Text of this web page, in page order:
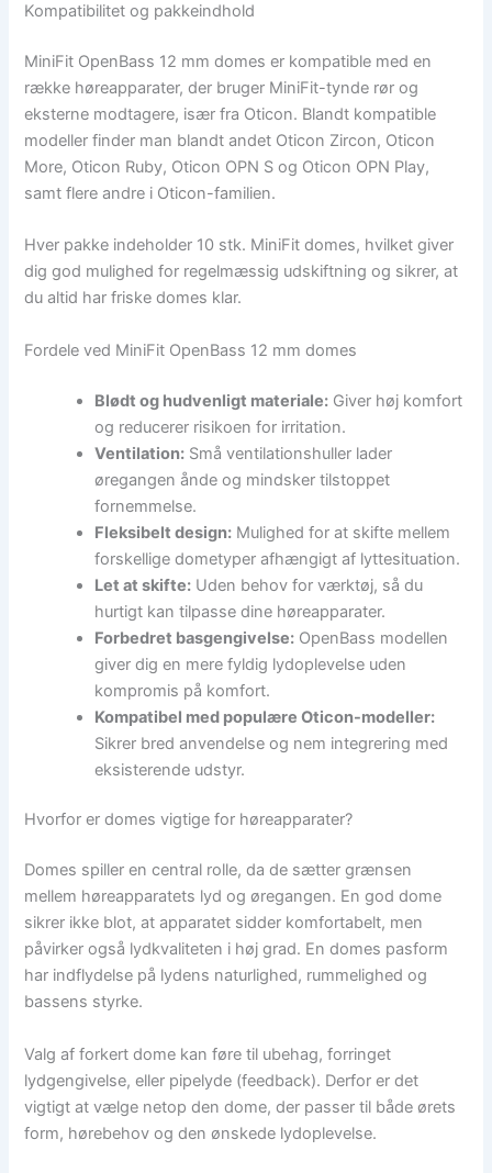
Kompatibilitet og pakkeindhold
MiniFit OpenBass 12 mm domes er kompatible med en
række høreapparater, der bruger MiniFit-tynde rør og
eksterne modtagere, især fra Oticon. Blandt kompatible
modeller finder man blandt andet Oticon Zircon, Oticon
More, Oticon Ruby, Oticon OPN S og Oticon OPN Play,
samt flere andre i Oticon-familien.
Hver pakke indeholder 10 stk. MiniFit domes, hvilket giver
dig god mulighed for regelmæssig udskiftning og sikrer, at
du altid har friske domes klar.
Fordele ved MiniFit OpenBass 12 mm domes
Blødt og hudvenligt materiale: Giver høj komfort
og reducerer risikoen for irritation.
Ventilation: Små ventilationshuller lader
øregangen ånde og mindsker tilstoppet
fornemmelse.
Fleksibelt design: Mulighed for at skifte mellem
forskellige dometyper afhængigt af lyttesituation.
Let at skifte: Uden behov for værktøj, så du
hurtigt kan tilpasse dine høreapparater.
Forbedret basgengivelse: OpenBass modellen
giver dig en mere fyldig lydoplevelse uden
kompromis på komfort.
Kompatibel med populære Oticon-modeller:
Sikrer bred anvendelse og nem integrering med
eksisterende udstyr.
Hvorfor er domes vigtige for høreapparater?
Domes spiller en central rolle, da de sætter grænsen
mellem høreapparatets lyd og øregangen. En god dome
sikrer ikke blot, at apparatet sidder komfortabelt, men
påvirker også lydkvaliteten i høj grad. En domes pasform
har indflydelse på lydens naturlighed, rummelighed og
bassens styrke.
Valg af forkert dome kan føre til ubehag, forringet
lydgengivelse, eller pipelyde (feedback). Derfor er det
vigtigt at vælge netop den dome, der passer til både ørets
form, hørebehov og den ønskede lydoplevelse.